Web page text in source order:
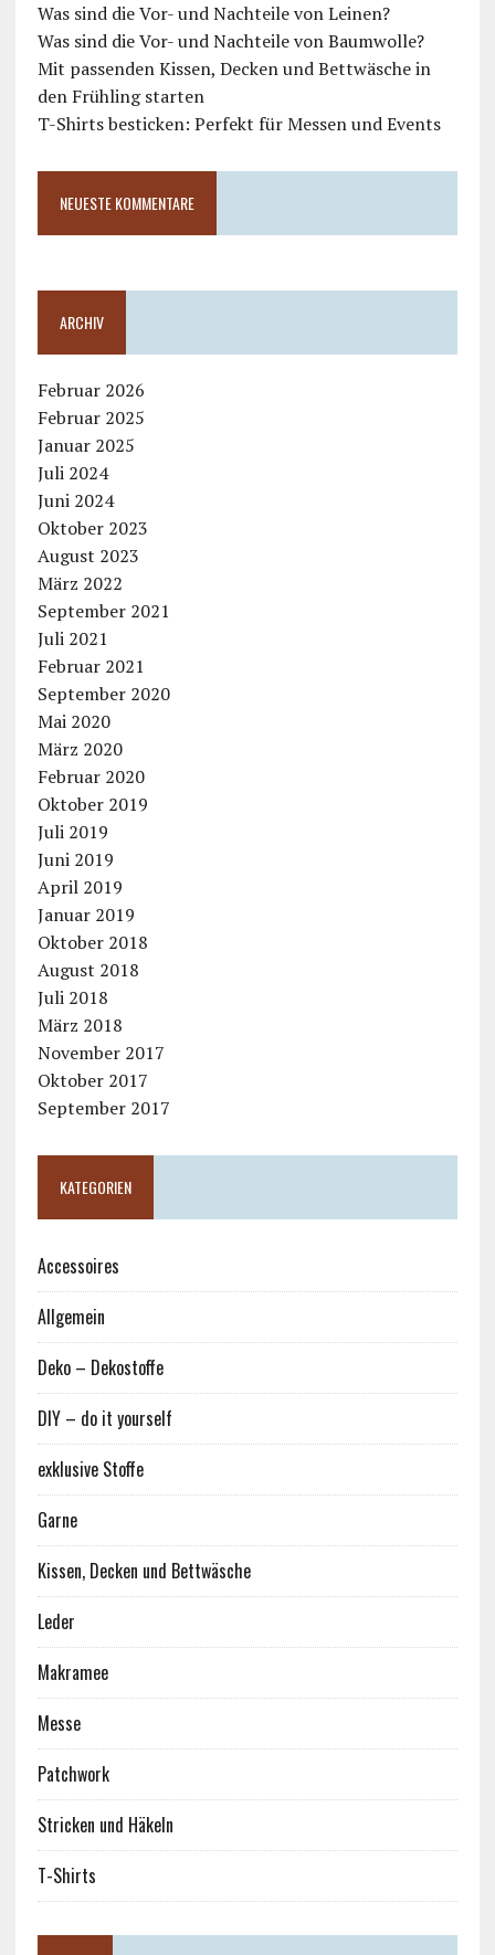
Was sind die Vor- und Nachteile von Leinen?
Was sind die Vor- und Nachteile von Baumwolle?
Mit passenden Kissen, Decken und Bettwäsche in
den Frühling starten
T-Shirts besticken: Perfekt für Messen und Events
NEUESTE KOMMENTARE
ARCHIV
Februar 2026
Februar 2025
Januar 2025
Juli 2024
Juni 2024
Oktober 2023
August 2023
März 2022
September 2021
Juli 2021
Februar 2021
September 2020
Mai 2020
März 2020
Februar 2020
Oktober 2019
Juli 2019
Juni 2019
April 2019
Januar 2019
Oktober 2018
August 2018
Juli 2018
März 2018
November 2017
Oktober 2017
September 2017
KATEGORIEN
Accessoires
Allgemein
Deko – Dekostoffe
DIY – do it yourself
exklusive Stoffe
Garne
Kissen, Decken und Bettwäsche
Leder
Makramee
Messe
Patchwork
Stricken und Häkeln
T-Shirts